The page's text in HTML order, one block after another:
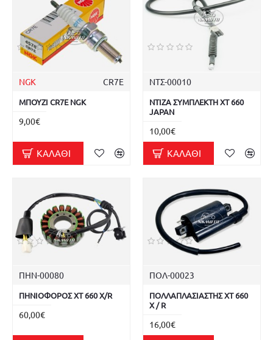
NGK CR7E
ΜΠΟΥΖΙ CR7E NGK
9,00€
ΚΑΛΆΘΙ
ΝΤΣ-00010
ΝΤΙΖΑ ΣΥΜΠΛΕΚΤΗ XT 660
JAPAN
10,00€
ΚΑΛΆΘΙ
ΠΗΝ-00080
ΠΗΝΙΟΦΟΡΟΣ XT 660 X/R
60,00€
ΠΟΛ-00023
ΠΟΛΛΑΠΛΑΣΙΑΣΤΗΣ XT 660
X / R
16,00€